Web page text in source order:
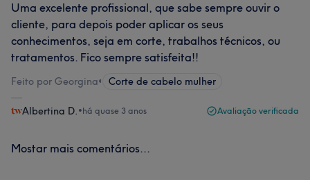
Uma excelente profissional, que sabe sempre ouvir o
cliente, para depois poder aplicar os seus
conhecimentos, seja em corte, trabalhos técnicos, ou
tratamentos. Fico sempre satisfeita!!
Feito por Georgina• Corte de cabelo mulher
Albertina D. •há quase 3 anos Avaliação verificada
Mostar mais comentários...